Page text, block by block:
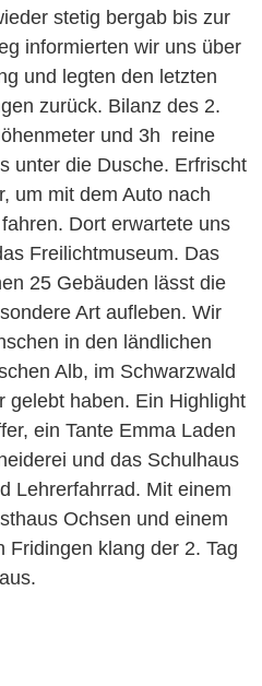
stetig bergab bis zur
informierten wir uns über
und legten den letzten
zurück. Bilanz des 2.
und 3h reine
unter die Dusche. Erfrischt
um mit dem Auto nach
Dort erwartete uns
Freilichtmuseum. Das
25 Gebäuden lässt die
Art aufleben. Wir
in den ländlichen
Alb, im Schwarzwald
gelebt haben. Ein Highlight
ein Tante Emma Laden
und das Schulhaus
Lehrerfahrrad. Mit einem
Ochsen und einem
Fridingen klang der 2. Tag
aus.